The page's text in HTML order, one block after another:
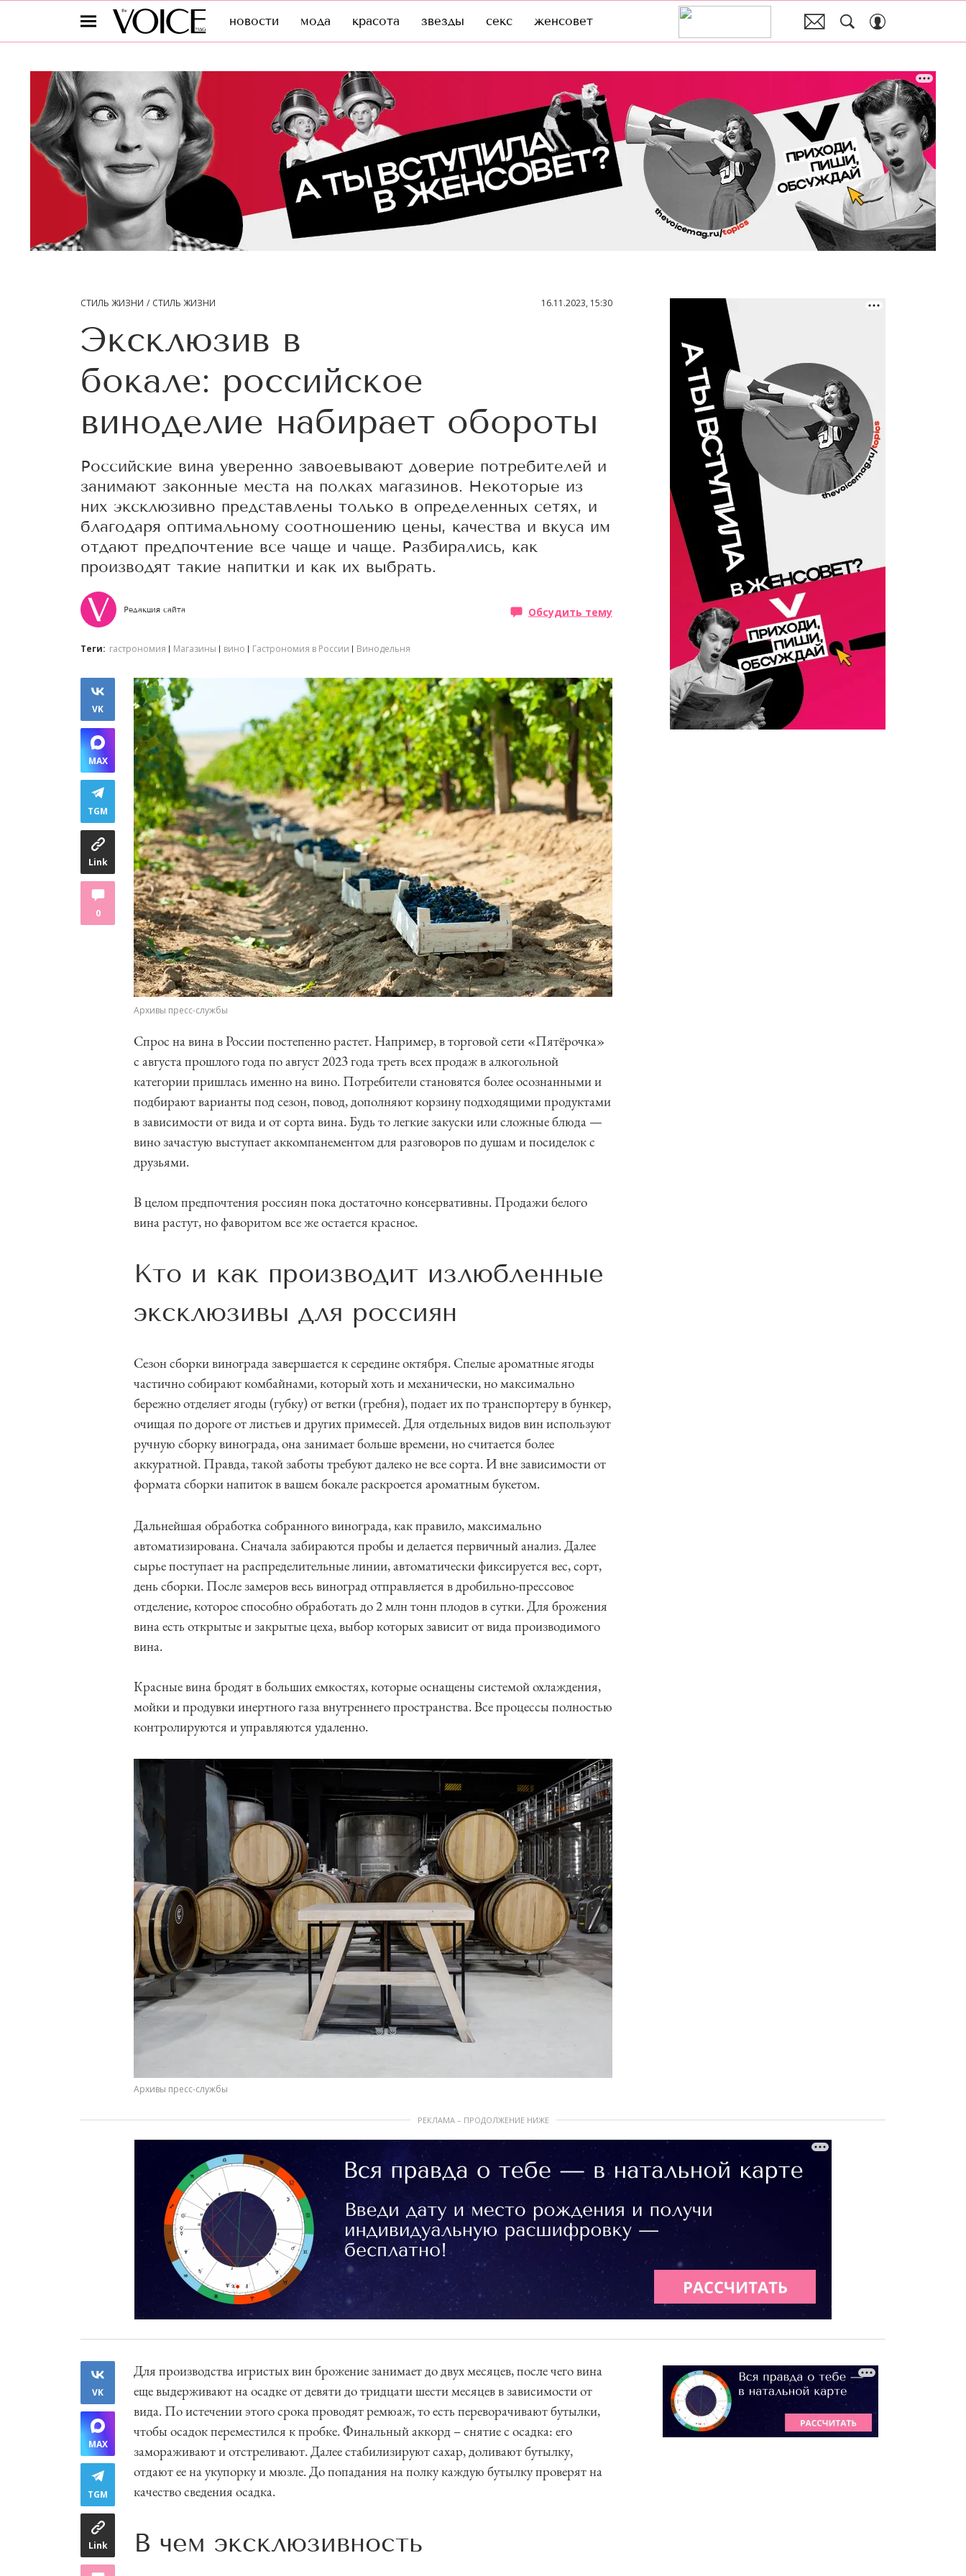
новости мода красота звезды секс женсовет
СТИЛЬ ЖИЗНИ СТИЛЬ ЖИЗНИ 16.11.2023, 15:30
Эксклюзив в
бокале: российское
виноделие набирает обороты
Российские вина уверенно завоевывают доверие потребителей и
занимают законные места на полках магазинов. Некоторые из
них эксклюзивно представлены только в определенных сетях, и
благодаря оптимальному соотношению цены, качества и вкуса им
отдают предпочтение все чаще и чаще. Разбирались, как
производят такие напитки и как их выбрать.
Редакция сайта Обсудить тему
Теги: гастрономия Магазины вино Гастрономия в России Винодельня
VK
MAX
TGM
Link
0
Архивы пресс-службы
Спрос на вина в России постепенно растет. Например, в торговой сети «Пятёрочка»
с августа прошлого года по август 2023 года треть всех продаж в алкогольной
категории пришлась именно на вино. Потребители становятся более осознанными и
подбирают варианты под сезон, повод, дополняют корзину подходящими продуктами
в зависимости от вида и от сорта вина. Будь то легкие закуски или сложные блюда —
вино зачастую выступает аккомпанементом для разговоров по душам и посиделок с
друзьями.
В целом предпочтения россиян пока достаточно консервативны. Продажи белого
вина растут, но фаворитом все же остается красное.
Кто и как производит излюбленные
эксклюзивы для россиян
Сезон сборки винограда завершается к середине октября. Спелые ароматные ягоды
частично собирают комбайнами, который хоть и механически, но максимально
бережно отделяет ягоды (губку) от ветки (гребня), подает их по транспортеру в бункер,
очищая по дороге от листьев и других примесей. Для отдельных видов вин используют
ручную сборку винограда, она занимает больше времени, но считается более
аккуратной. Правда, такой заботы требуют далеко не все сорта. И вне зависимости от
формата сборки напиток в вашем бокале раскроется ароматным букетом.
Дальнейшая обработка собранного винограда, как правило, максимально
автоматизирована. Сначала забираются пробы и делается первичный анализ. Далее
сырье поступает на распределительные линии, автоматически фиксируется вес, сорт,
день сборки. После замеров весь виноград отправляется в дробильно-прессовое
отделение, которое способно обработать до 2 млн тонн плодов в сутки. Для брожения
вина есть открытые и закрытые цеха, выбор которых зависит от вида производимого
вина.
Красные вина бродят в больших емкостях, которые оснащены системой охлаждения,
мойки и продувки инертного газа внутреннего пространства. Все процессы полностью
контролируются и управляются удаленно.
Архивы пресс-службы
РЕКЛАМА – ПРОДОЛЖЕНИЕ НИЖЕ
VK
MAX
TGM
Link
Для производства игристых вин брожение занимает до двух месяцев, после чего вина
еще выдерживают на осадке от девяти до тридцати шести месяцев в зависимости от
вида. По истечении этого срока проводят ремюаж, то есть переворачивают бутылки,
чтобы осадок переместился к пробке. Финальный аккорд – снятие с осадка: его
замораживают и отстреливают. Далее стабилизируют сахар, доливают бутылку,
отдают ее на укупорку и мюзле. До попадания на полку каждую бутылку проверят на
качество сведения осадка.
В чем эксклюзивность